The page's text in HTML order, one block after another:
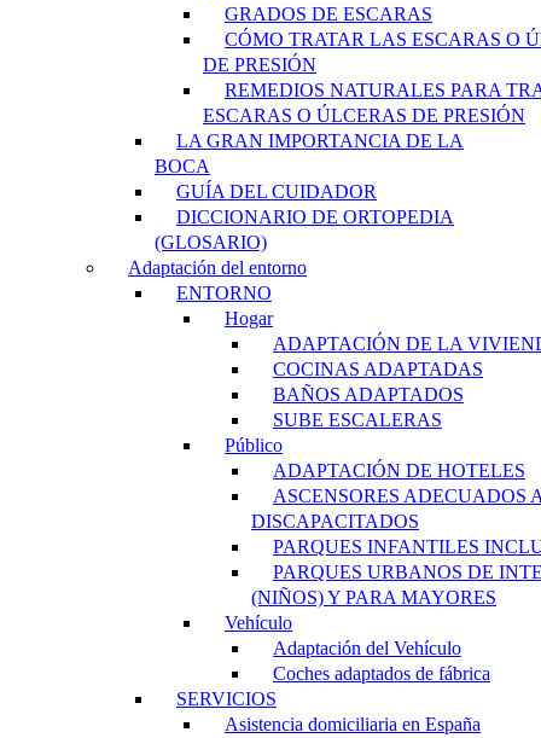
GRADOS DE ESCARAS
CÓMO TRATAR LAS ESCARAS O
DE PRESIÓN
REMEDIOS NATURALES PARA
ESCARAS O ÚLCERAS DE PRESIÓN
LA GRAN IMPORTANCIA DE LA
BOCA
GUÍA DEL CUIDADOR
DICCIONARIO DE ORTOPEDIA
(GLOSARIO)
Adaptación del entorno
ENTORNO
Hogar
ADAPTACIÓN DE LA
COCINAS ADAPTADAS
BAÑOS ADAPTADOS
SUBE ESCALERAS
Público
ADAPTACIÓN DE HOTELES
ASCENSORES ADECUADOS
DISCAPACITADOS
PARQUES INFANTILES
PARQUES URBANOS DE
(NIÑOS) Y PARA MAYORES
Vehículo
Adaptación del Vehículo
Coches adaptados de fábrica
SERVICIOS
Asistencia domiciliaria en España